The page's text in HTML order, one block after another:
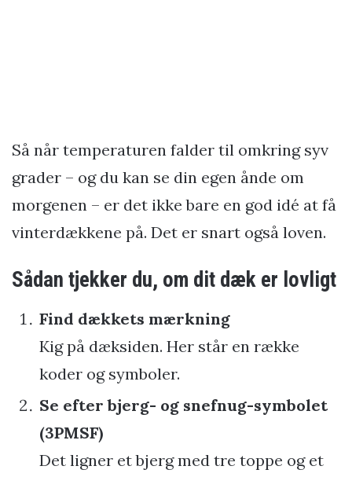
Så når temperaturen falder til omkring syv
grader – og du kan se din egen ånde om
morgenen – er det ikke bare en god idé at få
vinterdækkene på. Det er snart også loven.
Sådan tjekker du, om dit dæk er lovligt
Find dækkets mærkning
Kig på dæksiden. Her står en række
koder og symboler.
Se efter bjerg- og snefnug-symbolet
(3PMSF)
Det ligner et bjerg med tre toppe og et